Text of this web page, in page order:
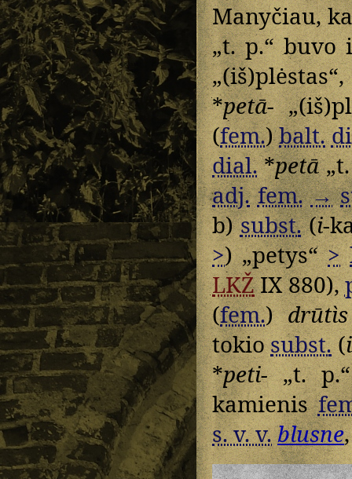
Manyčiau,
„t. p.“ buvo
*petā-
(fem.)balt.
dial.*petā„t.
adj. fem. →
b)subst.(i-
>) „petys“>
LKŽIX 880),
(fem.)drūtìs
tokiosubst.(i
*peti-„t.
kamienis
s. v. v.blusne